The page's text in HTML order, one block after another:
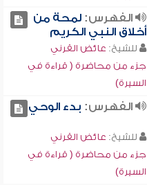
الفهرس:لمحة من
أخلاق النبي الكريم
للشيخ: عائض القرني
جزء من محاضرة ( قراءة في
السيرة)
الفهرس: بدء الوحي
للشيخ: عائض القرني
جزء من محاضرة ( قراءة في
السيرة)